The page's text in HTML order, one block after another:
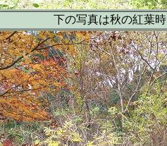
下の写真は秋の紅葉時